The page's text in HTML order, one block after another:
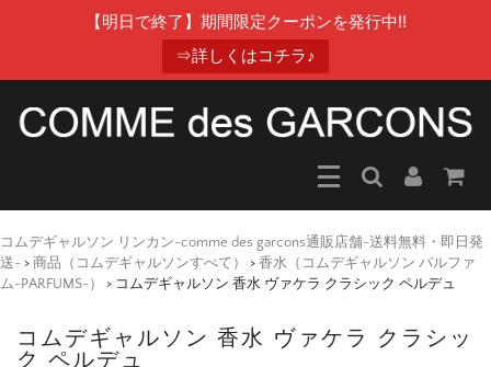
【明日で終了】期間限定クーポンを発行中!!
⇒詳しくはコチラ♪
コムデギャルソン リンカン-comme des garcons通販店舗-送料無料・即日発
送- > 商品（コムデギャルソンすべて） > 香水（コムデギャルソン パルファ
ム-PARFUMS-）
> コムデギャルソン 香水 ヴァケラ クラシック ペルデュ
コムデギャルソン 香水 ヴァケラ クラシッ
ク ペルデュ